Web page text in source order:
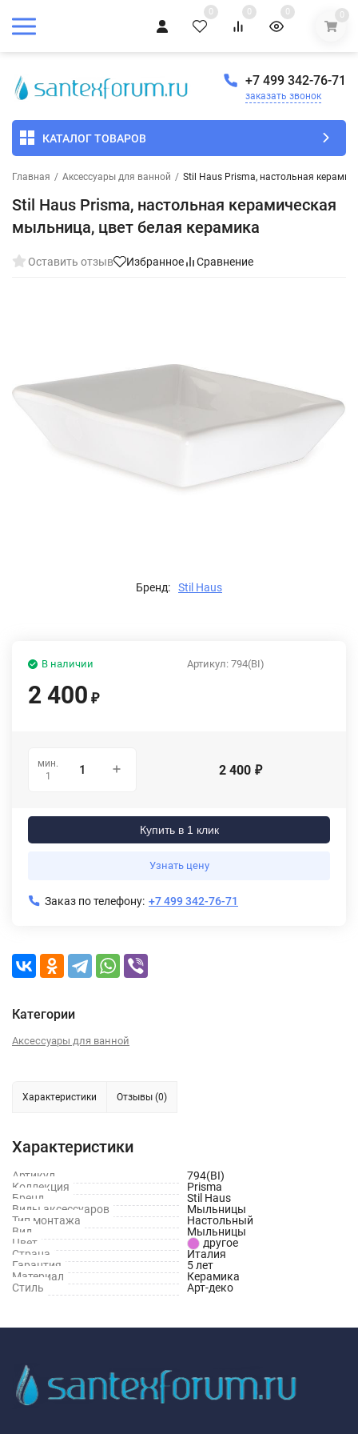
0 0 0 0
+7 499 342-76-71
заказать звонок
КАТАЛОГ ТОВАРОВ
Главная / Аксессуары для ванной / Stil Haus Prisma, настольная
Stil Haus Prisma, настольная керамическая
мыльница, цвет белая керамика
Оставить отзыв Избранное Сравнение
Бренд: Stil Haus
Артикул: 794(BI)
В наличии
2 400 ₽
мин.
1
2 400 ₽
Купить в 1 клик
Узнать цену
Заказ по телефону: +7 499 342-76-71
Категории
Аксессуары для ванной
Характеристики Отзывы (0)
Характеристики
Артикул
794(BI)
Коллекция
Prisma
Бренд
Stil Haus
Виды аксессуаров
Мыльницы
Тип монтажа
Настольный
Вид
Мыльницы
Цвет
другое
Страна
Италия
Гарантия
5 лет
Материал
Керамика
Стиль
Арт-деко